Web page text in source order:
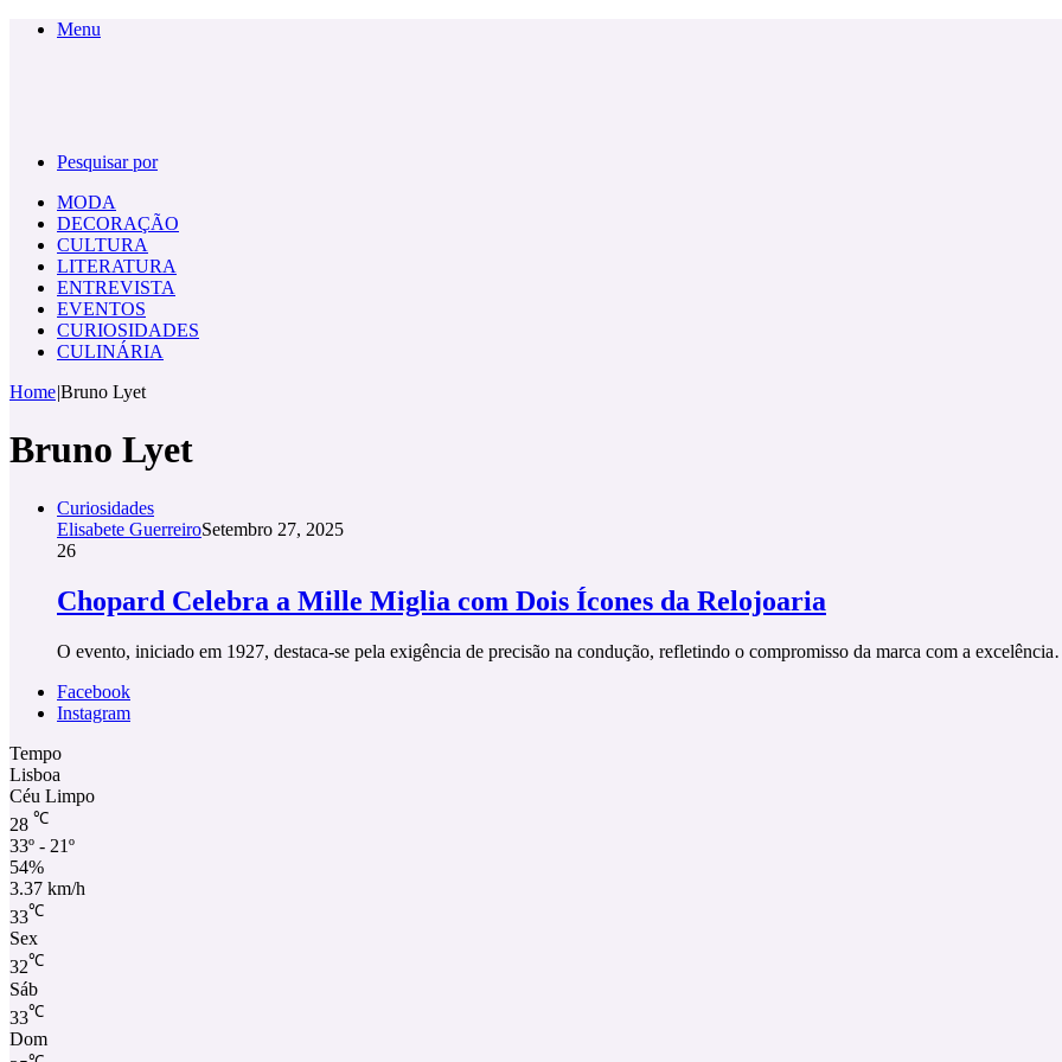
Menu
Pesquisar por
MODA
DECORAÇÃO
CULTURA
LITERATURA
ENTREVISTA
EVENTOS
CURIOSIDADES
CULINÁRIA
Home|Bruno Lyet
Bruno Lyet
Curiosidades
Elisabete GuerreiroSetembro 27, 2025
26
Chopard Celebra a Mille Miglia com Dois Ícones da Relojoaria
O evento, iniciado em 1927, destaca-se pela exigência de precisão na condução, refletindo o compromisso da marca com a
Facebook
Instagram
Tempo
Lisboa
Céu Limpo
28 ℃
33º - 21º
54%
3.37 km/h
33℃
Sex
32℃
Sáb
33℃
Dom